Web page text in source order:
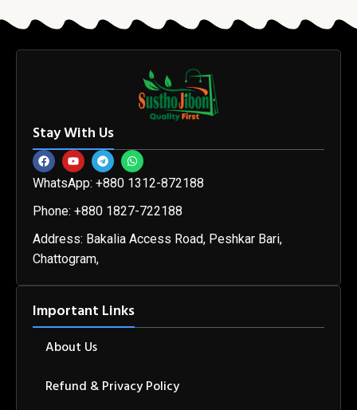
Stay With Us
WhatsApp: +880 1312-872188
Phone: +880 1827-722188
Address: Bakalia Access Road, Peshkar Bari,
Chattogram,
Important Links
About Us
Refund & Privacy Policy